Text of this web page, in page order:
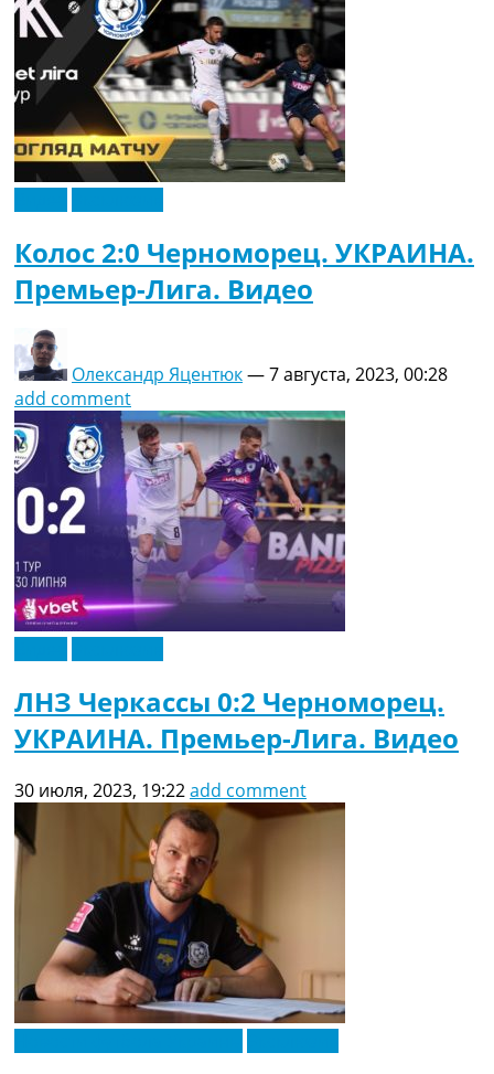
Колос 2:0 Черноморец. УКРАИНА.
Премьер-Лига. Видео
Олександр Яцентюк—7 августа, 2023, 00:28
add comment
ЛНЗ Черкассы 0:2 Черноморец.
УКРАИНА. Премьер-Лига. Видео
30 июля, 2023, 19:22add comment